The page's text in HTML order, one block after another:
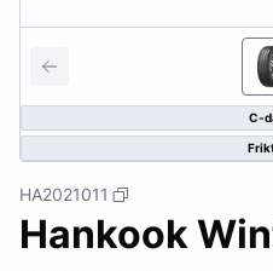
C-
HA2021011
Hankook